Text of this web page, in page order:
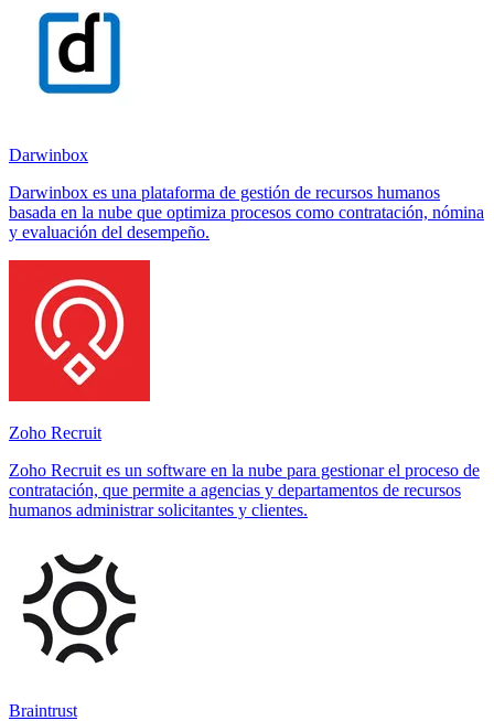
Darwinbox
Darwinbox es una plataforma de gestión de recursos humanos
basada en la nube que optimiza procesos como contratación, nómina
y evaluación del desempeño.
Zoho Recruit
Zoho Recruit es un software en la nube para gestionar el proceso de
contratación, que permite a agencias y departamentos de recursos
humanos administrar solicitantes y clientes.
Braintrust